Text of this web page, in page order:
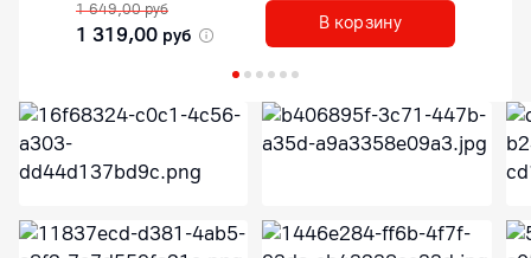
1 649,00 руб
1 319,00 руб
В корзину